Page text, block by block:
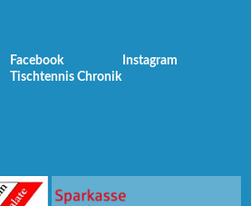
Facebook
Instagram
Tischtennis Chronik